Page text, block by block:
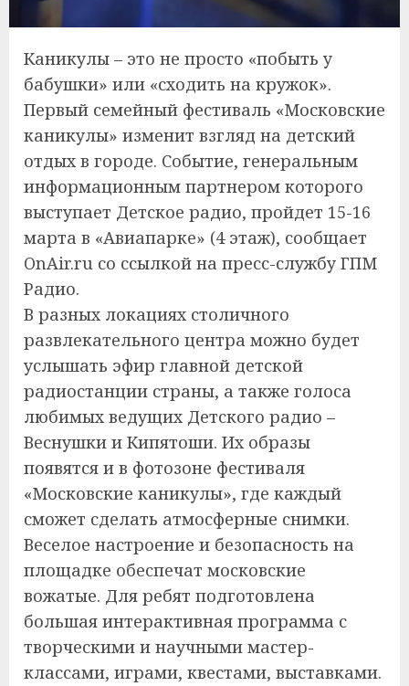
Каникулы – это не просто «побыть у
бабушки» или «сходить на кружок».
Первый семейный фестиваль «Московские
каникулы» изменит взгляд на детский
отдых в городе. Событие, генеральным
информационным партнером которого
выступает Детское радио, пройдет 15-16
марта в «Авиапарке» (4 этаж), сообщает
OnAir.ru со ссылкой на пресс-службу ГПМ
Радио.
В разных локациях столичного
развлекательного центра можно будет
услышать эфир главной детской
радиостанции страны, а также голоса
любимых ведущих Детского радио –
Веснушки и Кипятоши. Их образы
появятся и в фотозоне фестиваля
«Московские каникулы», где каждый
сможет сделать атмосферные снимки.
Веселое настроение и безопасность на
площадке обеспечат московские
вожатые. Для ребят подготовлена
большая интерактивная программа с
творческими и научными мастер-
классами, играми, квестами, выставками.